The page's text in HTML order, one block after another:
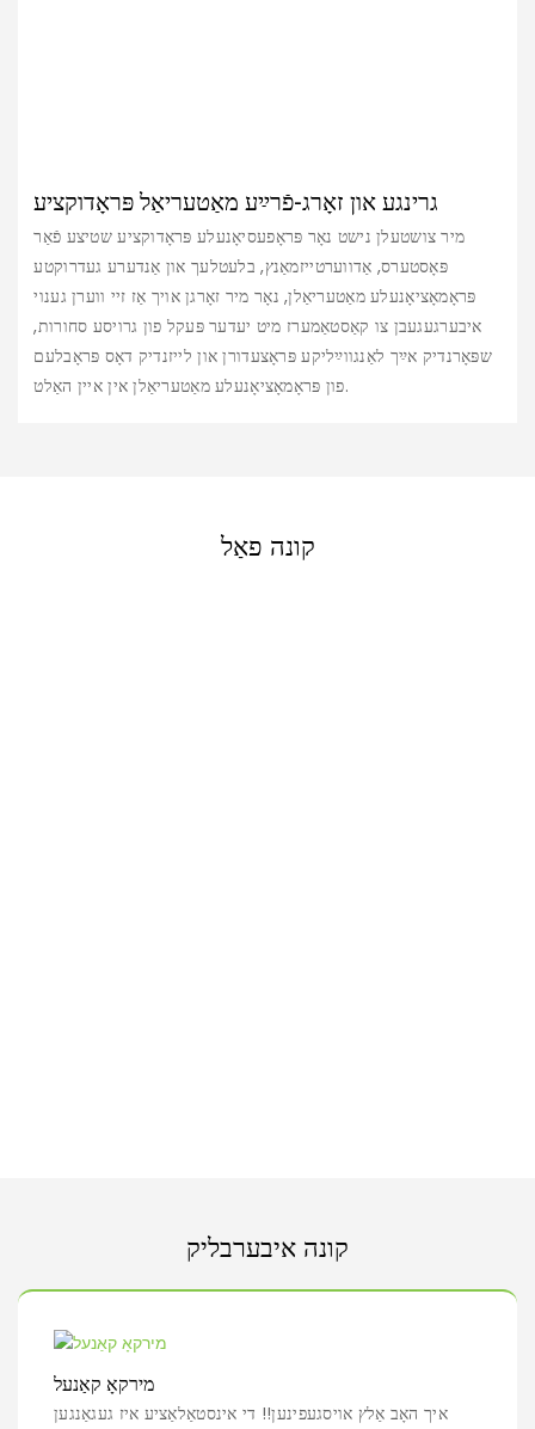
גרינגע און זאָרג-פֿרײַע מאַטעריאַל פּראָדוקציע
מיר צושטעלן נישט נאָר פּראָפעסיאָנעלע פּראָדוקציע שטיצע פֿאַר
פּאָסטערס, אַדווערטייזמאַנץ, בלעטלעך און אַנדערע געדרוקטע
פּראָמאָציאָנעלע מאַטעריאַלן, נאָר מיר זאָרגן אויך אַז זיי ווערן גענוי
איבערגעגעבן צו קאַסטאַמערז מיט יעדער פּעקל פון גרויסע סחורות,
שפּאָרנדיק אײַך לאַנגווײַליקע פּראָצעדורן און לייזנדיק דאָס פּראָבלעם
פון פּראָמאָציאָנעלע מאַטעריאַלן אין איין האַלט.
קונה פאַל
קונה איבערבליק
מירקאָ קאַנעל
איך האָב אַלץ אויסגעפינען!! די אינסטאַלאַציע איז געגאַנגען